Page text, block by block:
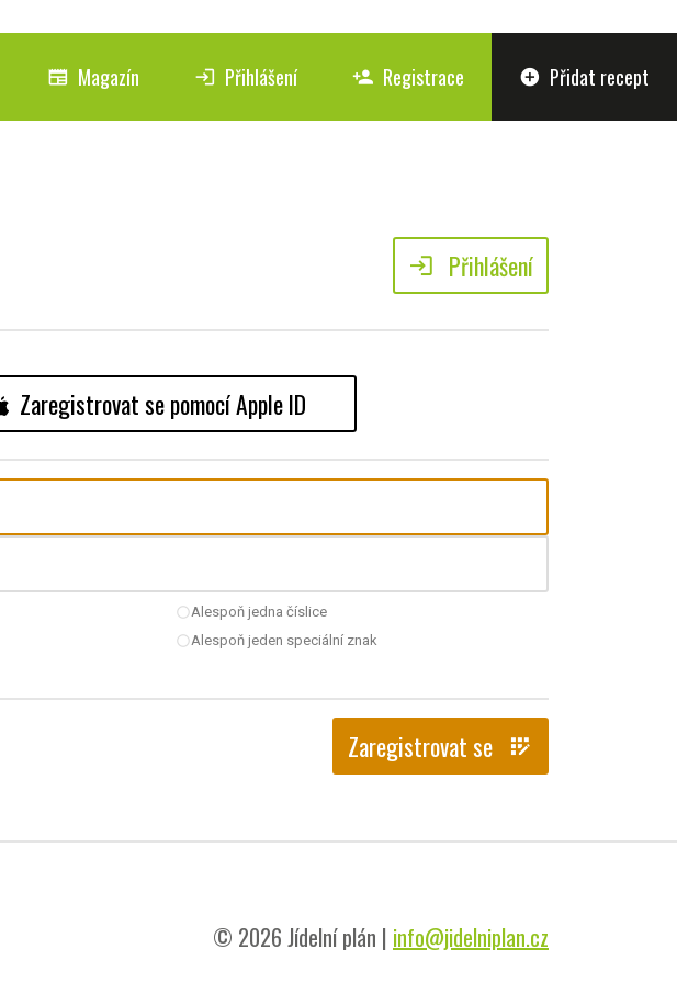
newspaper Magazín login Přihlášení person_add Registrace add_circle Přidat recept
login Přihlášení
Zaregistrovat se pomocí Apple ID
radio_button_uncheckedAlespoň jedna číslice
radio_button_uncheckedAlespoň jeden speciální znak
Zaregistrovat se app_registration
© 2026 Jídelní plán | info@jidelniplan.cz